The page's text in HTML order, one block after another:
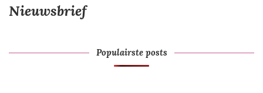
Nieuwsbrief
Populairste posts